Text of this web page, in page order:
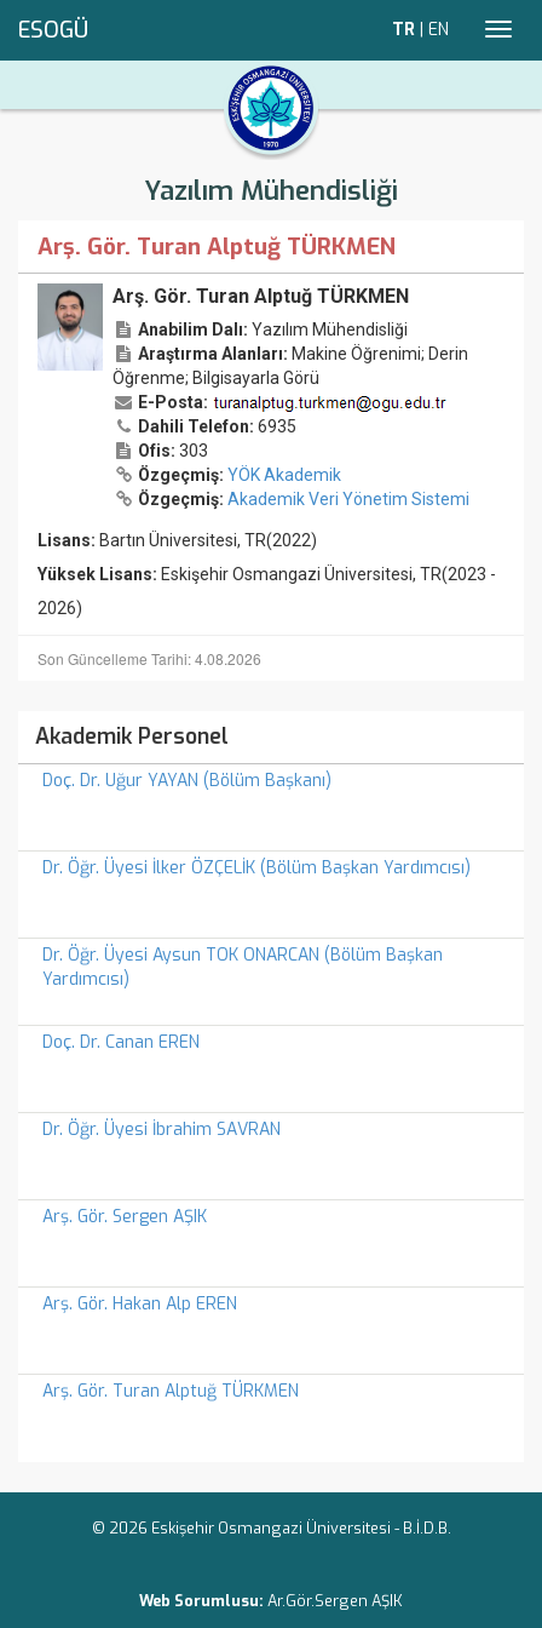
ESOGÜ TR | EN
Yazılım Mühendisliği
Arş. Gör. Turan Alptuğ TÜRKMEN
Arş. Gör. Turan Alptuğ TÜRKMEN
Anabilim Dalı: Yazılım Mühendisliği
Araştırma Alanları: Makine Öğrenimi; Derin
Öğrenme; Bilgisayarla Görü
E-Posta:
Dahili Telefon: 6935
Ofis: 303
Özgeçmiş: YÖK Akademik
Özgeçmiş: Akademik Veri Yönetim Sistemi
Lisans: Bartın Üniversitesi, TR(2022)
Yüksek Lisans: Eskişehir Osmangazi Üniversitesi, TR(2023 -
2026)
Son Güncelleme Tarihi: 4.08.2026
Akademik Personel
Doç. Dr. Uğur YAYAN (Bölüm Başkanı)
Dr. Öğr. Üyesi İlker ÖZÇELİK (Bölüm Başkan Yardımcısı)
Dr. Öğr. Üyesi Aysun TOK ONARCAN (Bölüm Başkan
Yardımcısı)
Doç. Dr. Canan EREN
Dr. Öğr. Üyesi İbrahim SAVRAN
Arş. Gör. Sergen AŞIK
Arş. Gör. Hakan Alp EREN
Arş. Gör. Turan Alptuğ TÜRKMEN
© 2026 Eskişehir Osmangazi Üniversitesi - B.İ.D.B.
Web Sorumlusu: Ar.Gör.Sergen AŞIK